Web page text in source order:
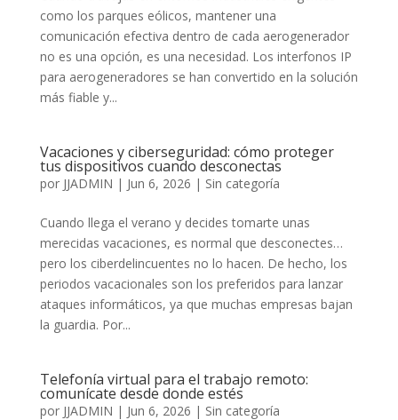
como los parques eólicos, mantener una
comunicación efectiva dentro de cada aerogenerador
no es una opción, es una necesidad. Los interfonos IP
para aerogeneradores se han convertido en la solución
más fiable y...
Vacaciones y ciberseguridad: cómo proteger
tus dispositivos cuando desconectas
por JJADMIN | Jun 6, 2026 | Sin categoría
Cuando llega el verano y decides tomarte unas
merecidas vacaciones, es normal que desconectes…
pero los ciberdelincuentes no lo hacen. De hecho, los
periodos vacacionales son los preferidos para lanzar
ataques informáticos, ya que muchas empresas bajan
la guardia. Por...
Telefonía virtual para el trabajo remoto:
comunícate desde donde estés
por JJADMIN | Jun 6, 2026 | Sin categoría